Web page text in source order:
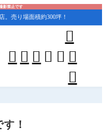
影禁止です
。売り場面積約300坪！
    



！